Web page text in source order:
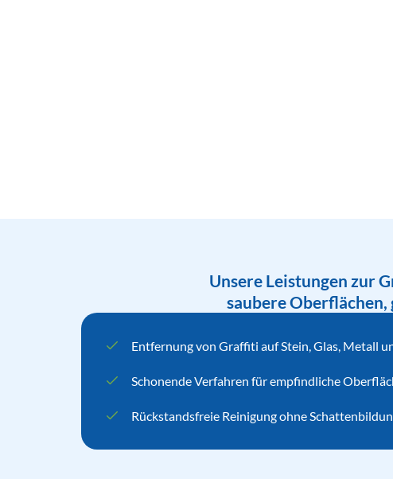
Unsere Leistungen zur
saubere
Entfernung von Graffiti auf Stein, Glas, Metall
Schonende Verfahren für empfindliche
Rückstandsfreie Reinigung ohne